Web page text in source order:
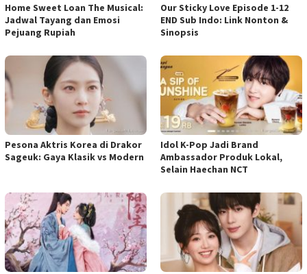
Home Sweet Loan The Musical:
Jadwal Tayang dan Emosi
Pejuang Rupiah
Our Sticky Love Episode 1-12
END Sub Indo: Link Nonton &
Sinopsis
Pesona Aktris Korea di Drakor
Sageuk: Gaya Klasik vs Modern
Idol K-Pop Jadi Brand
Ambassador Produk Lokal,
Selain Haechan NCT